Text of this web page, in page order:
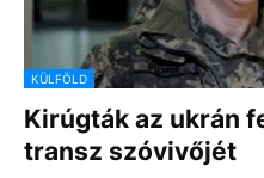
KÜLFÖLD
Kirúgták az ukrán
transz szóvivőjét